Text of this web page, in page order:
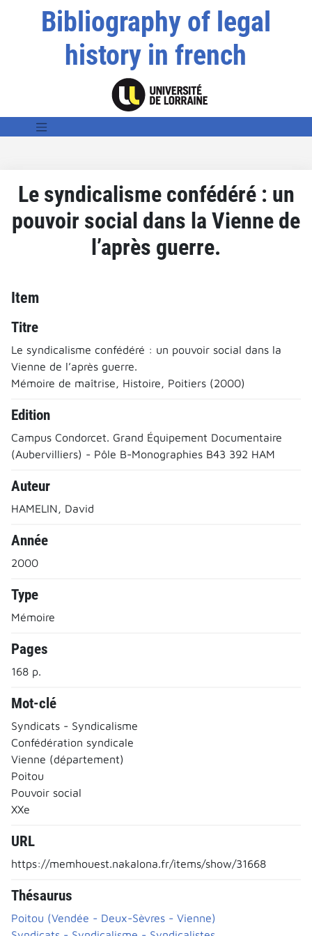
Bibliography of legal
history in french
Le syndicalisme confédéré : un
pouvoir social dans la Vienne de
l’après guerre.
Item
Titre
Le syndicalisme confédéré : un pouvoir social dans la
Vienne de l’après guerre.
Mémoire de maîtrise, Histoire, Poitiers (2000)
Edition
Campus Condorcet. Grand Équipement Documentaire
(Aubervilliers) - Pôle B-Monographies B43 392 HAM
Auteur
HAMELIN, David
Année
2000
Type
Mémoire
Pages
168 p.
Mot-clé
Syndicats - Syndicalisme
Confédération syndicale
Vienne (département)
Poitou
Pouvoir social
XXe
URL
https://memhouest.nakalona.fr/items/show/31668
Thésaurus
Poitou (Vendée - Deux-Sèvres - Vienne)